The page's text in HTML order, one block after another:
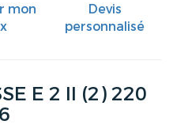
mon
Devis
personnalisé
E 2 II (2) 220